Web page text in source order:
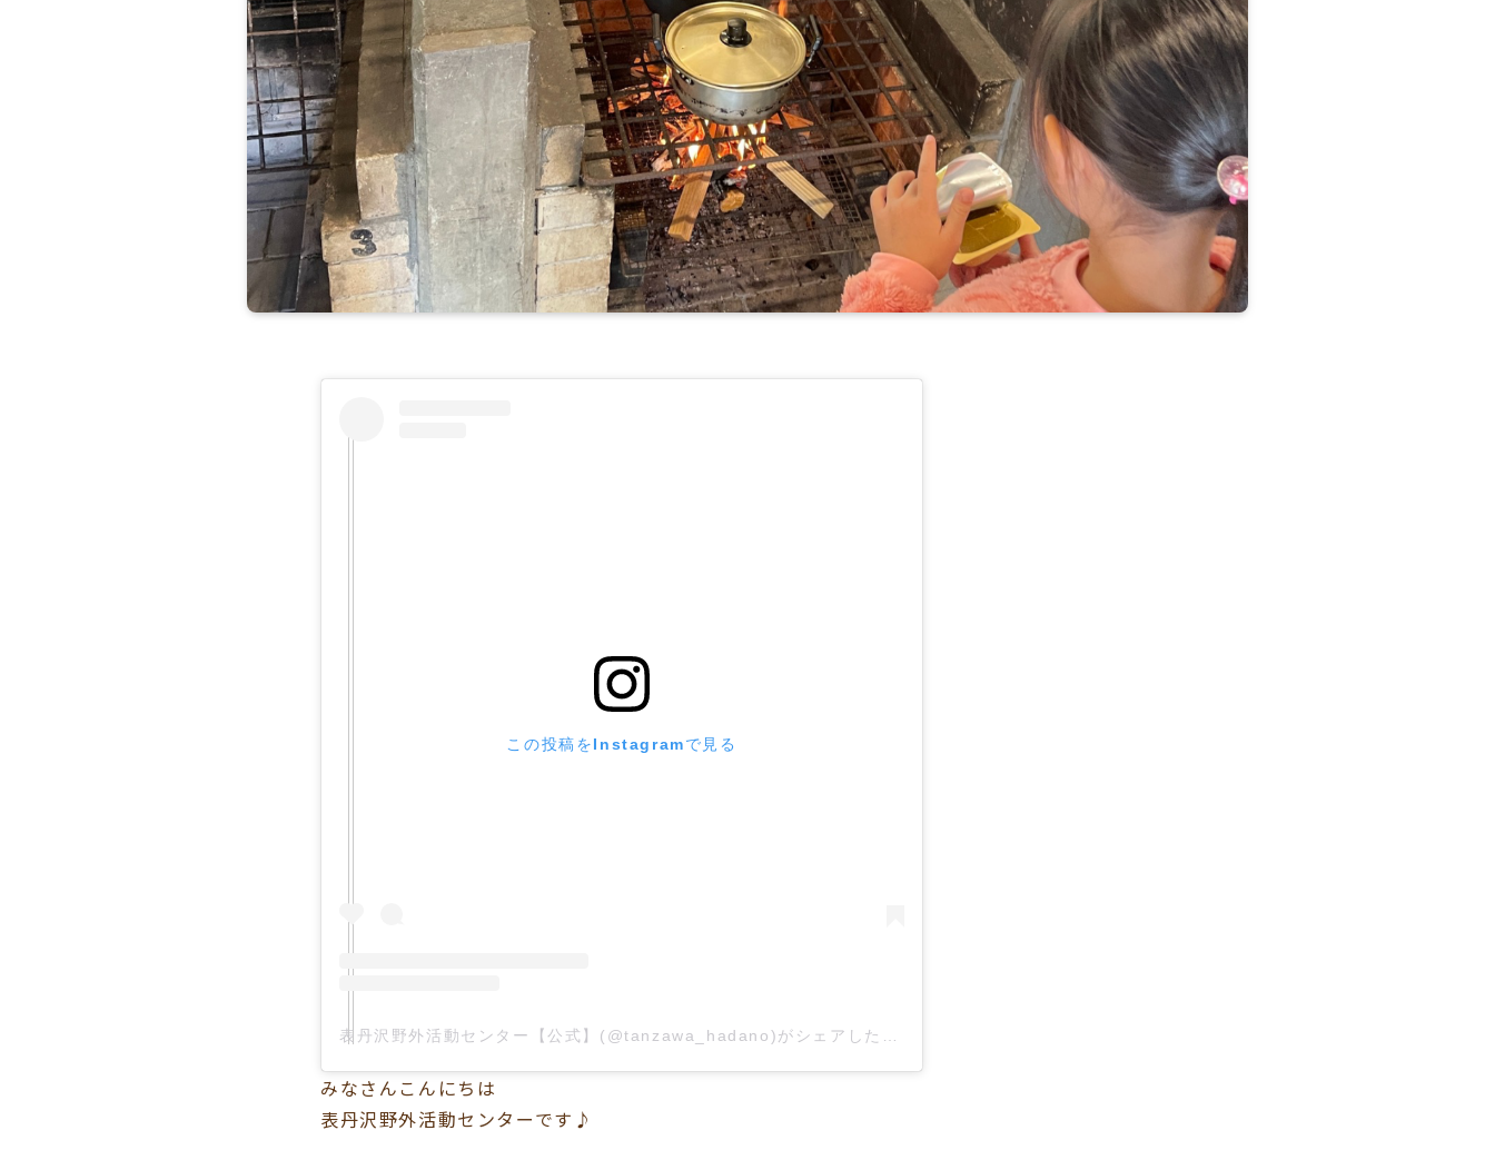
この投稿をInstagramで見る
みなさんこんにちは
表丹沢野外活動センターです♪